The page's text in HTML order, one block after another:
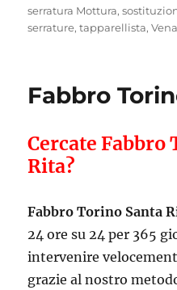
serratura Mottura,
serrature,tapparellista,
Fabbro
Cercate Fabbro
Rita?
Fabbro Torino Santa
24 ore su 24 per 365
intervenire
grazie al nostro